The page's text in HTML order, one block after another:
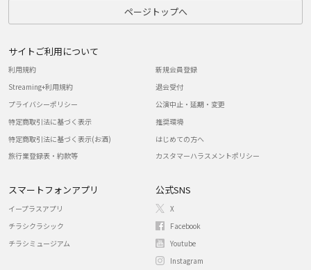
ページトップへ
サイトご利用について
利用規約
Streaming+利用規約
プライバシーポリシー
特定商取引法に基づく表示
特定商取引法に基づく表示(お酒)
旅行業登録表・約款等
新規会員登録
退会受付
公演中止・延期・変更
推奨環境
はじめての方へ
カスタマーハラスメントポリシー
スマートフォンアプリ
イープラスアプリ
チラシクラシック
チラシミュージアム
公式SNS
X
Facebook
Youtube
Instagram